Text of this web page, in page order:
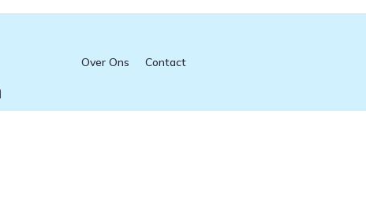
Over Ons Contact